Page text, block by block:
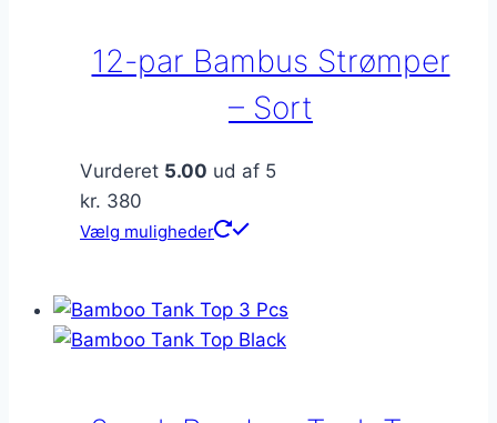
12-par Bambus Strømper
– Sort
Vurderet 5.00 ud af 5
kr. 380
Vælg muligheder
Dette
flere
varianter.